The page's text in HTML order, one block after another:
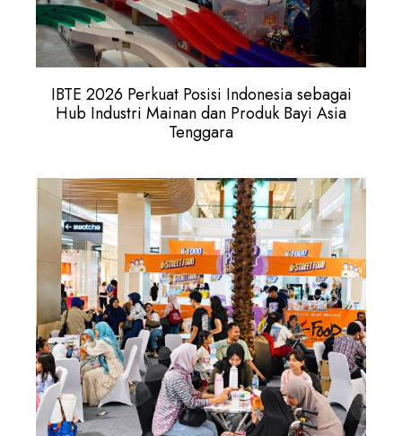
IBTE 2026 Perkuat Posisi Indonesia sebagai
Hub Industri Mainan dan Produk Bayi Asia
Tenggara